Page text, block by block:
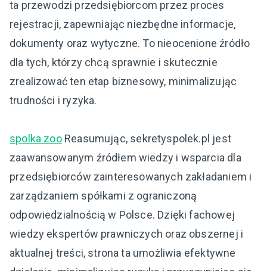
ta przewodzi przedsiębiorcom przez proces
rejestracji, zapewniając niezbędne informacje,
dokumenty oraz wytyczne. To nieocenione źródło
dla tych, którzy chcą sprawnie i skutecznie
zrealizować ten etap biznesowy, minimalizując
trudności i ryzyka.
spolka zooReasumując, sekretyspolek.pl jest
zaawansowanym źródłem wiedzy i wsparcia dla
przedsiębiorców zainteresowanych zakładaniem i
zarządzaniem spółkami z ograniczoną
odpowiedzialnością w Polsce. Dzięki fachowej
wiedzy ekspertów prawniczych oraz obszernej i
aktualnej treści, strona ta umożliwia efektywne